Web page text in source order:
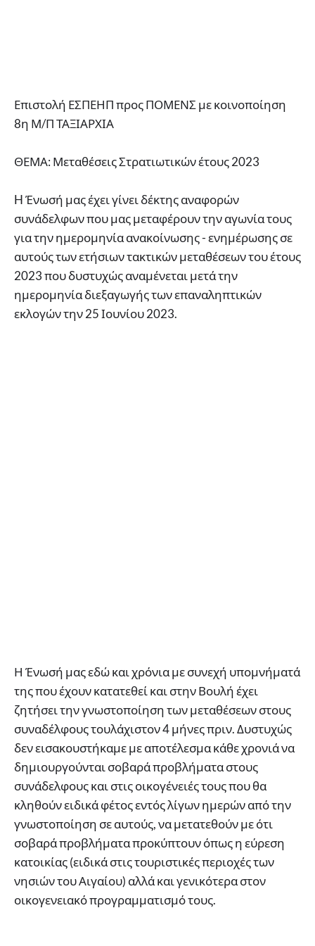
Επιστολή ΕΣΠΕΗΠ προς ΠΟΜΕΝΣ με κοινοποίηση
8η Μ/Π ΤΑΞΙΑΡΧΙΑ
ΘΕΜΑ: Μεταθέσεις Στρατιωτικών έτους 2023
H Ένωσή μας έχει γίνει δέκτης αναφορών
συνάδελφων που μας μεταφέρουν την αγωνία τους
για την ημερομηνία ανακοίνωσης - ενημέρωσης σε
αυτούς των ετήσιων τακτικών μεταθέσεων του έτους
2023 που δυστυχώς αναμένεται μετά την
ημερομηνία διεξαγωγής των επαναληπτικών
εκλογών την 25 Ιουνίου 2023.
Η Ένωσή μας εδώ και χρόνια με συνεχή υπομνήματά
της που έχουν κατατεθεί και στην Βουλή έχει
ζητήσει την γνωστοποίηση των μεταθέσεων στους
συναδέλφους τουλάχιστον 4 μήνες πριν. Δυστυχώς
δεν εισακουστήκαμε με αποτέλεσμα κάθε χρονιά να
δημιουργούνται σοβαρά προβλήματα στους
συνάδελφους και στις οικογένειές τους που θα
κληθούν ειδικά φέτος εντός λίγων ημερών από την
γνωστοποίηση σε αυτούς, να μετατεθούν με ότι
σοβαρά προβλήματα προκύπτουν όπως η εύρεση
κατοικίας (ειδικά στις τουριστικές περιοχές των
νησιών του Αιγαίου) αλλά και γενικότερα στον
οικογενειακό προγραμματισμό τους.